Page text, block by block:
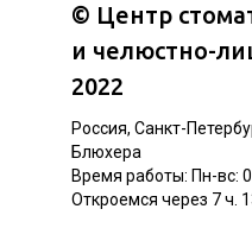
© Центр
и челюстно-
2022
Россия, Санкт-
Блюхера
Время работы: Пн-вс:
Откроемся через 7 ч.